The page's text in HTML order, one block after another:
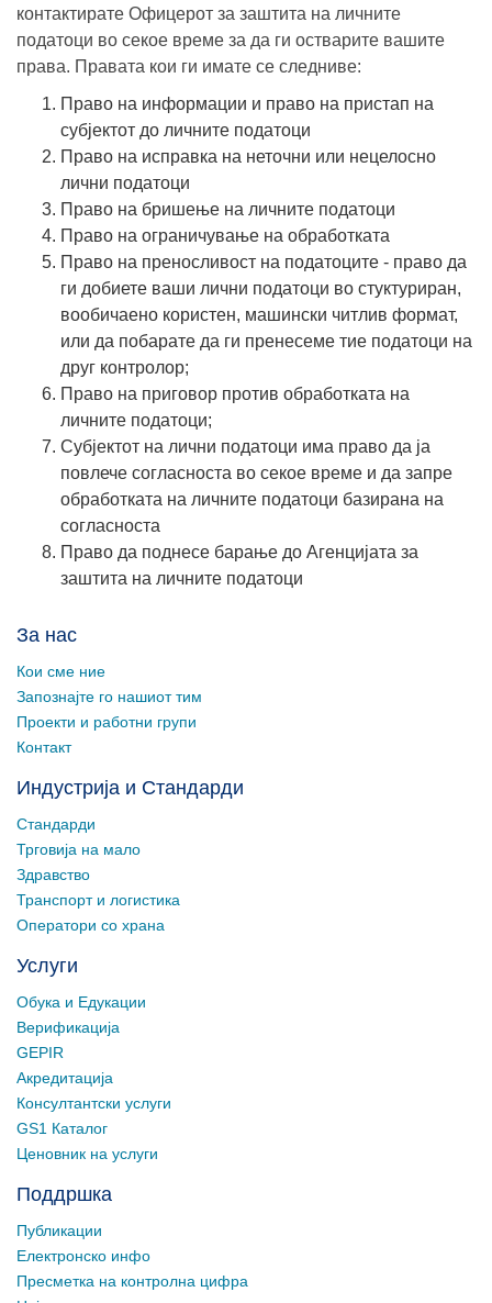
контактирате Офицерот за заштита на личните
податоци во секое време за да ги остварите вашите
права. Правата кои ги имате се следниве:
Право на информации и право на пристап на
субјектот до личните податоци
Право на исправка на неточни или нецелосно
лични податоци
Право на бришење на личните податоци
Право на ограничување на обработката
Право на преносливост на податоците - право да
ги добиете ваши лични податоци во стуктуриран,
вообичаено користен, машински читлив формат,
или да побарате да ги пренесеме тие податоци на
друг контролор;
Право на приговор против обработката на
личните податоци;
Субјектот на лични податоци има право да ја
повлече согласноста во секое време и да запре
обработката на личните податоци базирана на
согласноста
Право да поднесе барање до Агенцијата за
заштита на личните податоци
За нас
Кои сме ние
Запознајте го нашиот тим
Проекти и работни групи
Контакт
Индустрија и Стандарди
Стандарди
Трговија на мало
Здравство
Транспорт и логистика
Оператори со храна
Услуги
Обука и Едукации
Верификација
GEPIR
Акредитација
Консултантски услуги
GS1 Каталог
Ценовник на услуги
Поддршка
Публикации
Електронско инфо
Пресметка на контролна цифра